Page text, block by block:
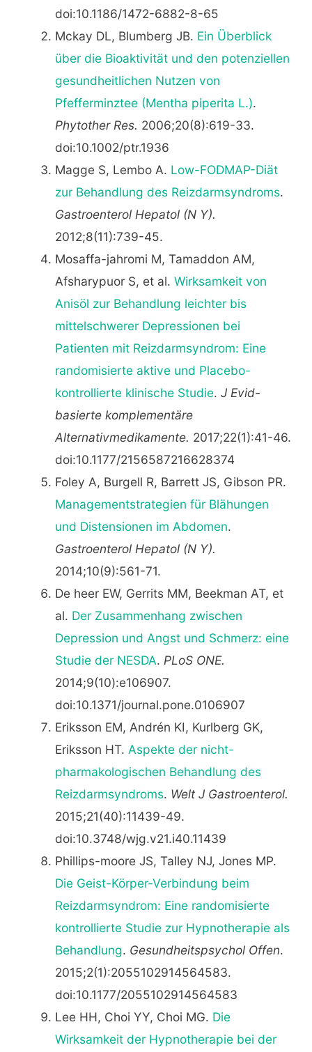
doi:10.1186/1472-6882-8-65
Mckay DL, Blumberg JB. Ein Überblick
über die Bioaktivität und den potenziellen
gesundheitlichen Nutzen von
Pfefferminztee (Mentha piperita L.).
Phytother Res. 2006;20(8):619-33.
doi:10.1002/ptr.1936
Magge S, Lembo A. Low-FODMAP-Diät
zur Behandlung des Reizdarmsyndroms.
Gastroenterol Hepatol (N Y).
2012;8(11):739-45.
Mosaffa-jahromi M, Tamaddon AM,
Afsharypuor S, et al. Wirksamkeit von
Anisöl zur Behandlung leichter bis
mittelschwerer Depressionen bei
Patienten mit Reizdarmsyndrom: Eine
randomisierte aktive und Placebo-
kontrollierte klinische Studie. J Evid-
basierte komplementäre
Alternativmedikamente. 2017;22(1):41-46.
doi:10.1177/2156587216628374
Foley A, Burgell R, Barrett JS, Gibson PR.
Managementstrategien für Blähungen
und Distensionen im Abdomen.
Gastroenterol Hepatol (N Y).
2014;10(9):561-71.
De heer EW, Gerrits MM, Beekman AT, et
al. Der Zusammenhang zwischen
Depression und Angst und Schmerz: eine
Studie der NESDA. PLoS ONE.
2014;9(10):e106907.
doi:10.1371/journal.pone.0106907
Eriksson EM, Andrén KI, Kurlberg GK,
Eriksson HT. Aspekte der nicht-
pharmakologischen Behandlung des
Reizdarmsyndroms. Welt J Gastroenterol.
2015;21(40):11439-49.
doi:10.3748/wjg.v21.i40.11439
Phillips-moore JS, Talley NJ, Jones MP.
Die Geist-Körper-Verbindung beim
Reizdarmsyndrom: Eine randomisierte
kontrollierte Studie zur Hypnotherapie als
Behandlung. Gesundheitspsychol Offen.
2015;2(1):2055102914564583.
doi:10.1177/2055102914564583
Lee HH, Choi YY, Choi MG. Die
Wirksamkeit der Hypnotherapie bei der